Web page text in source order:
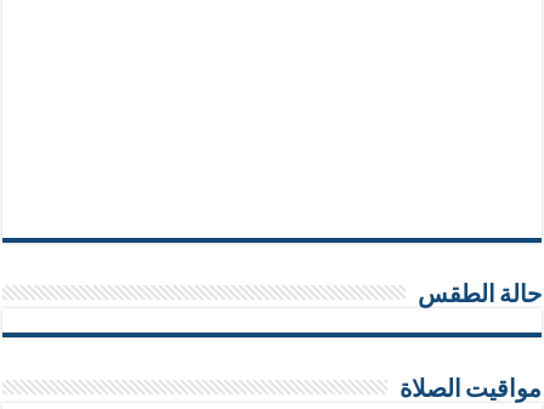
حالة الطقس
مواقيت الصلاة